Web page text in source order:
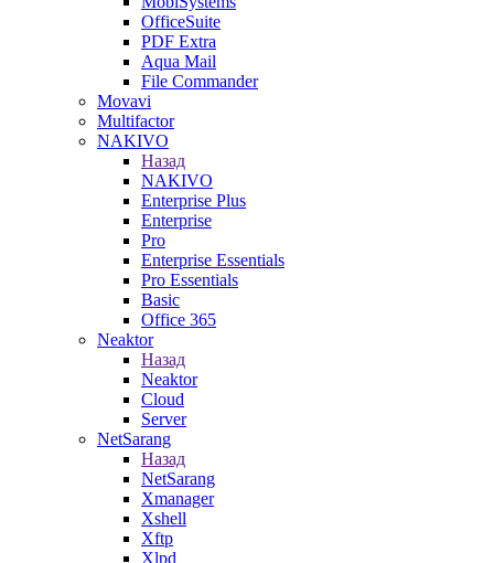
OfficeSuite
PDF Extra
Aqua Mail
File Commander
Movavi
Multifactor
NAKIVO
Назад
NAKIVO
Enterprise Plus
Enterprise
Pro
Enterprise Essentials
Pro Essentials
Basic
Office 365
Neaktor
Назад
Neaktor
Cloud
Server
NetSarang
Назад
NetSarang
Xmanager
Xshell
Xftp
Xlpd